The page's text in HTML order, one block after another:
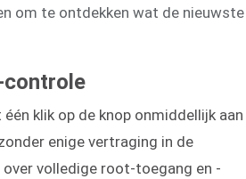
om te ontdekken wat de nieuwste
controle
klik op de knop onmiddellijk aan
enige vertraging in de
volledige root-toegang en -